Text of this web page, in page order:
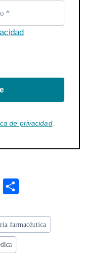
de privacidad.
E
re
farmacéutica